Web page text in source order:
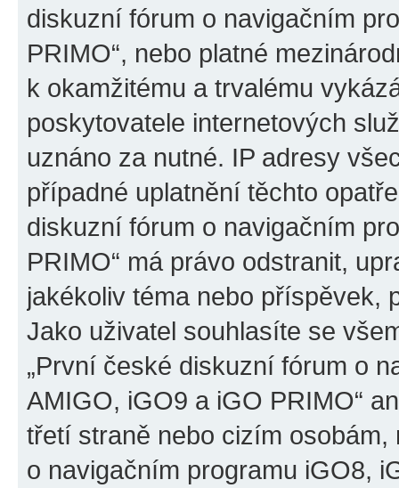
diskuzní fórum o navigačním
PRIMO“, nebo platné
k okamžitému a trvalému
poskytovatele internetových
uznáno za nutné. IP adresy
případné uplatnění těchto
diskuzní fórum o navigačním
PRIMO“ má právo odstranit,
jakékoliv téma nebo příspěvek,
Jako uživatel souhlasíte se
„První české diskuzní fórum o
AMIGO, iGO9 a iGO PRIMO“
třetí straně nebo cizím
o navigačním programu iGO8,